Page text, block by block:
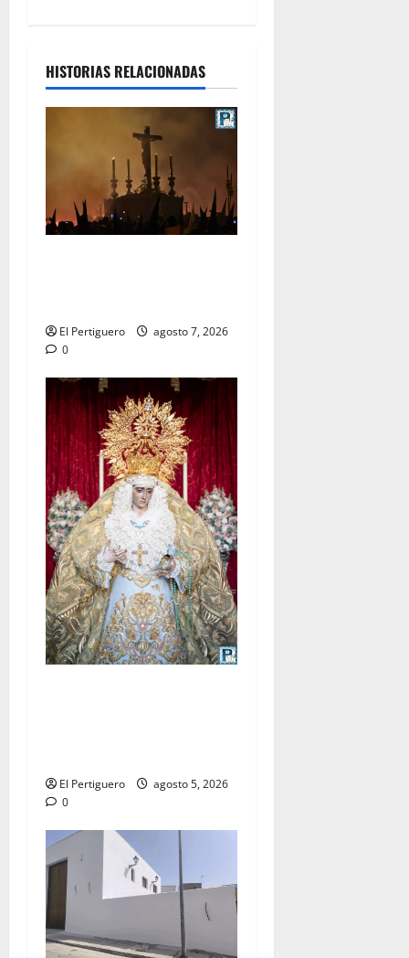
HISTORIAS RELACIONADAS
El Pertiguero
agosto 7, 2026
0
El Pertiguero
agosto 5, 2026
0